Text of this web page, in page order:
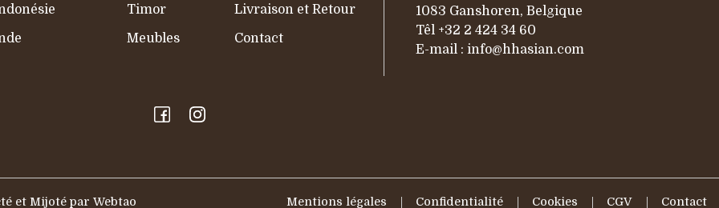
Timor
Meubles
Livraison et Retour
Contact
1083 Ganshoren, Belgique
Têl +32 2 424 34 60
E-mail : info@hhasian.com
et Mijoté par Webtao Mentions légales Confidentialité Cookies CGV Contact